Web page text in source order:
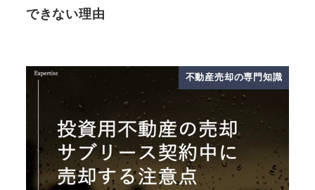
できない理由
不動産売却の専門知識